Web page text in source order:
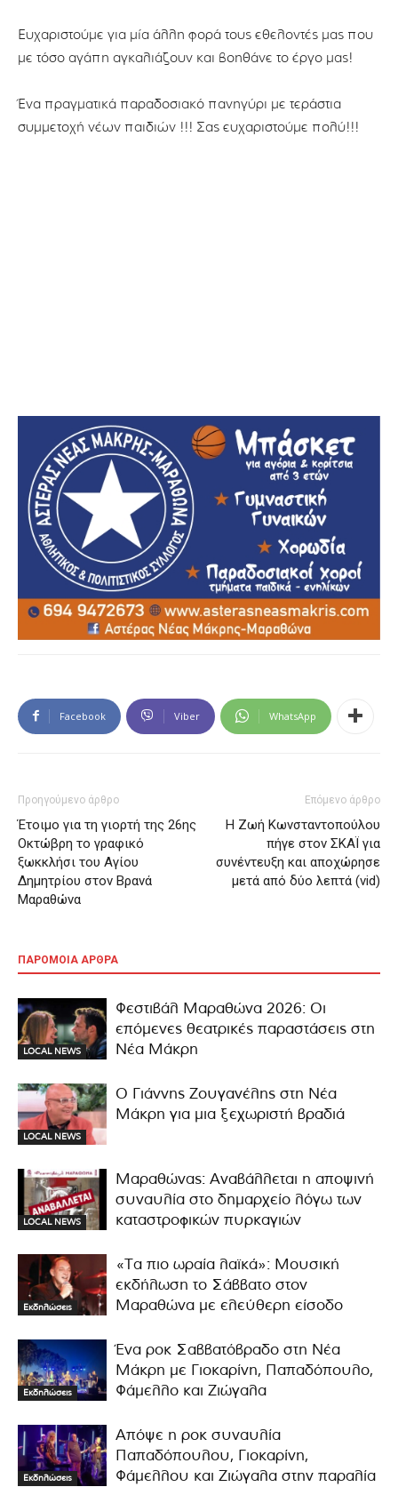
Ευχαριστούμε για μία άλλη φορά τους εθελοντές μας που
με τόσο αγάπη αγκαλιάζουν και βοηθάνε το έργο μας!
Ένα πραγματικά παραδοσιακό πανηγύρι με τεράστια
συμμετοχή νέων παιδιών !!! Σας ευχαριστούμε πολύ!!!
Facebook Viber WhatsApp
Προηγούμενο άρθρο
Έτοιμο για τη γιορτή της 26ης
Οκτώβρη το γραφικό
ξωκκλήσι του Αγίου
Δημητρίου στον Βρανά
Μαραθώνα
Επόμενο άρθρο
Η Ζωή Κωνσταντοπούλου
πήγε στον ΣΚΑΪ για
συνέντευξη και αποχώρησε
μετά από δύο λεπτά (vid)
ΠΑΡΟΜΟΙΑ ΑΡΘΡΑ
LOCAL NEWS
Φεστιβάλ Μαραθώνα 2026: Οι
επόμενες θεατρικές παραστάσεις στη
Νέα Μάκρη
LOCAL NEWS
Ο Γιάννης Ζουγανέλης στη Νέα
Μάκρη για μια ξεχωριστή βραδιά
LOCAL NEWS
Μαραθώνας: Αναβάλλεται η αποψινή
συναυλία στο δημαρχείο λόγω των
καταστροφικών πυρκαγιών
Εκδηλώσεις
«Τα πιο ωραία λαϊκά»: Μουσική
εκδήλωση το Σάββατο στον
Μαραθώνα με ελεύθερη είσοδο
Εκδηλώσεις
Ένα ροκ Σαββατόβραδο στη Νέα
Μάκρη με Γιοκαρίνη, Παπαδόπουλο,
Φάμελλο και Ζιώγαλα
Εκδηλώσεις
Απόψε η ροκ συναυλία
Παπαδόπουλου, Γιοκαρίνη,
Φάμελλου και Ζιώγαλα στην παραλία